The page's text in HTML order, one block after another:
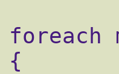
foreach
{